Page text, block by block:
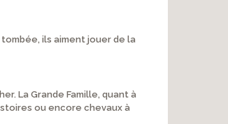
ils aiment jouer de la
La Grande Famille, quant à
ou encore chevaux à